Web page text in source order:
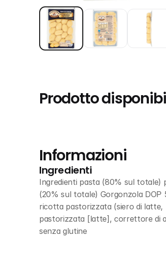
Prodotto
Informazioni
Ingredienti
Ingredienti pasta (80% sul totale)
(20% sul totale) Gorgonzola
ricotta pastorizzata (siero di
pastorizzata [latte], correttore di
senza glutine